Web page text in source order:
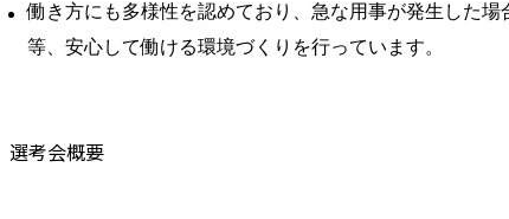
働き方にも多様性を認めており、急な用事が発生した場
等、安心して働ける環境づくりを行っています。
選考会概要